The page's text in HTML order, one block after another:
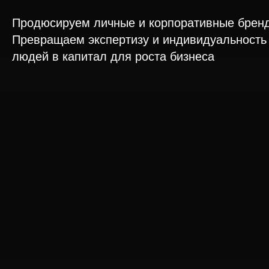
Продюсируем личные и корпоративные
Превращаем экспертизу и индивидуальность
людей в капитал для роста бизнеса